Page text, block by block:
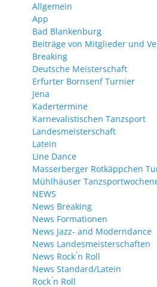
Allgemein
App
Bad Blankenburg
Beiträge von Mitglieder und
Breaking
Deutsche Meisterschaft
Erfurter Bornsenf Turnier
Jena
Kadertermine
Karnevalistischen Tanzsport
Landesmeisterschaft
Latein
Line Dance
Masserberger Rotkäppchen
Mühlhäuser
NEWS
News Breaking
News Formationen
News Jazz- and Moderndance
News Landesmeisterschaften
News Rock ́n Roll
News Standard/Latein
Rock ́n Roll